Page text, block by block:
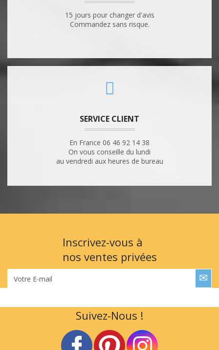
15 jours pour changer d'avis
Commandez sans risque.
SERVICE CLIENT
En France 06 46 92 14 38
On vous conseille du lundi
au vendredi aux heures de bureau
Inscrivez-vous à
nos ventes privées
Votre E-mail
Suivez-Nous !